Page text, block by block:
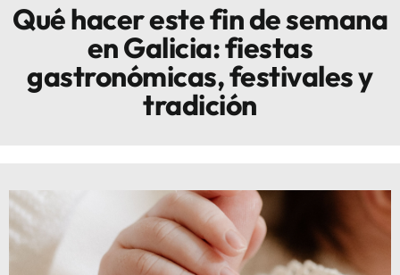
Innova
Qué hacer este fin de semana
en Galicia: fiestas
gastronómicas, festivales y
tradición